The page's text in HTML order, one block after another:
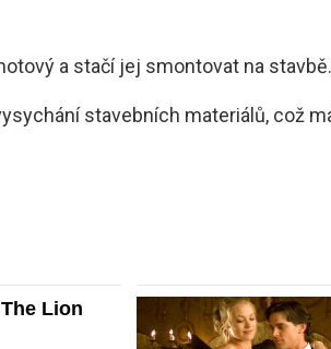
a stačí jej smontovat na
stavebních materiálů, což